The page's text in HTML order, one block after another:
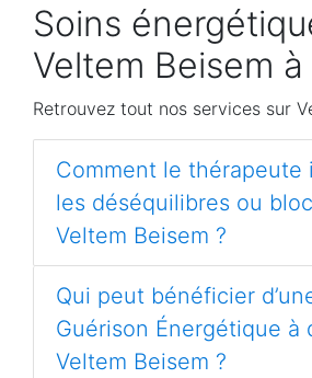
Soins
Veltem Beisem
Retrouvez tout nos services sur
Comment le
les déséquilibres ou
Veltem Beisem ?
Qui peut bénéficier
Guérison Énergétique à
Veltem Beisem ?